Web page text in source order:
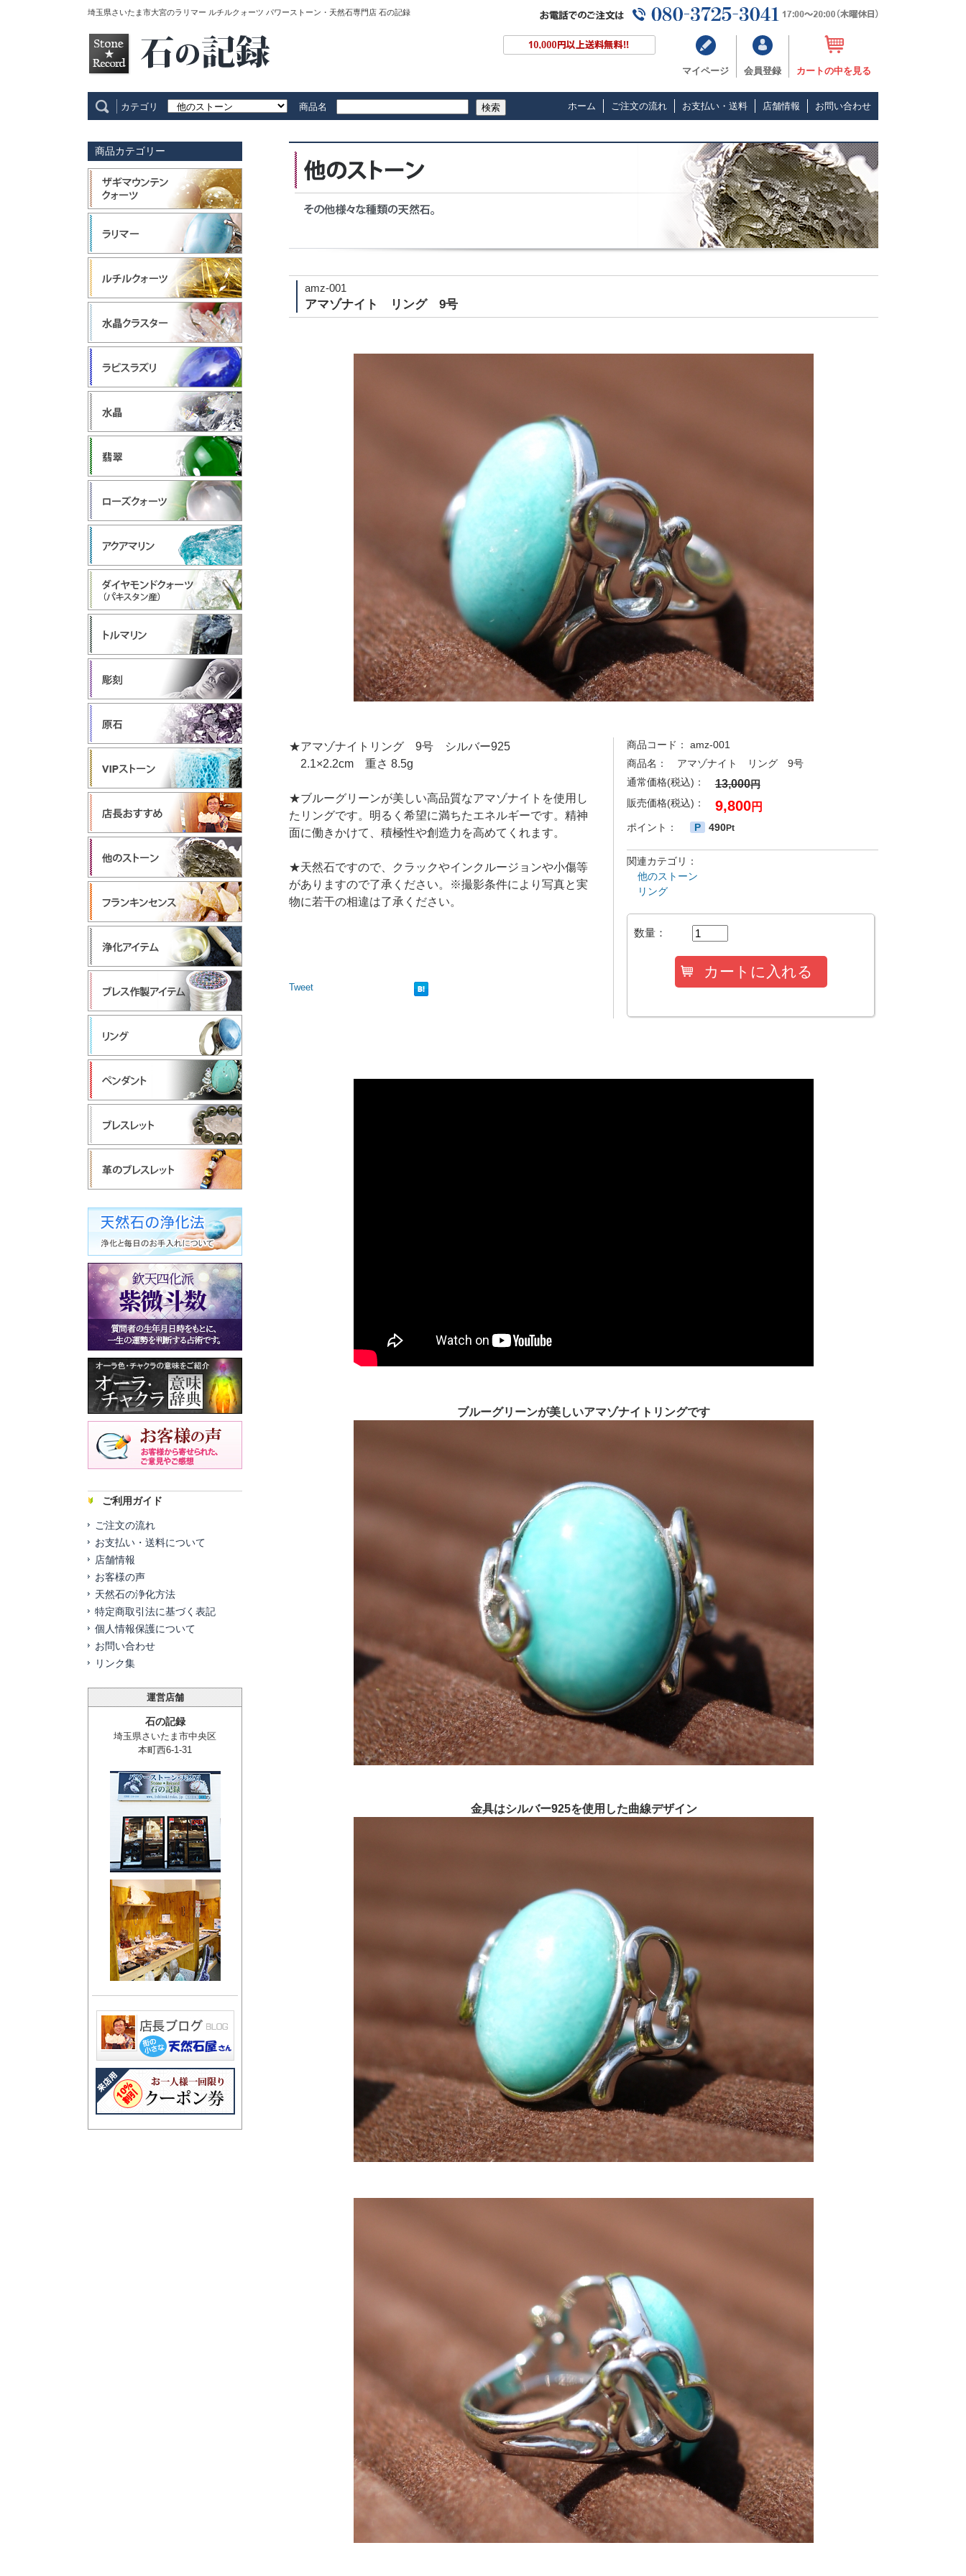
埼玉県さいたま市大宮のラリマー ルチルクォーツ パワーストーン・天然石専門店 石の記録
マイページ 会員登録 カートの中を見る
カテゴリ 商品名 検索 ホーム ご注文の流れ お支払い・送料 店舗情報 お問い合わせ
amz-001
アマゾナイト リング 9号
商品コード：
amz-001
商品名：
アマゾナイト リング 9号
通常価格(税込)：
13,000円
販売価格(税込)： 9,800円
ポイント： P 490Pt
関連カテゴリ：
他のストーン
リング
数量：
★アマゾナイトリング 9号 シルバー925
2.1×2.2cm 重さ 8.5g
★ブルーグリーンが美しい高品質なアマゾナイトを使用し
たリングです。明るく希望に満ちたエネルギーです。精神
面に働きかけて、積極性や創造力を高めてくれます。
★天然石ですので、クラックやインクルージョンや小傷等
がありますので了承ください。※撮影条件により写真と実
物に若干の相違は了承ください。
Tweet
ブルーグリーンが美しいアマゾナイトリングです
金具はシルバー925を使用した曲線デザイン
商品カテゴリー
ご利用ガイド
ご注文の流れ
お支払い・送料について
店舗情報
お客様の声
天然石の浄化方法
特定商取引法に基づく表記
個人情報保護について
お問い合わせ
リンク集
運営店舗
石の記録
埼玉県さいたま市中央区
本町西6-1-31